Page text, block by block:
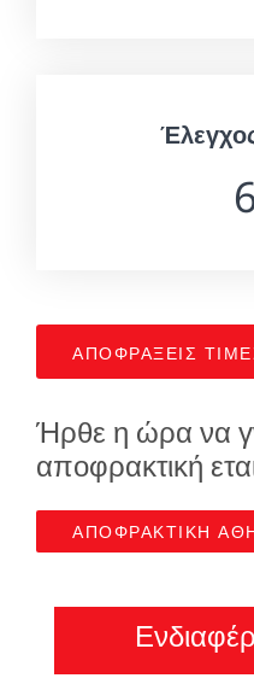
ΑΠΟΦΡΑΞΕΙΣ
Ήρθε η ώρα να
αποφρακτική
ΑΠΟΦΡΑΚΤΙΚΗ